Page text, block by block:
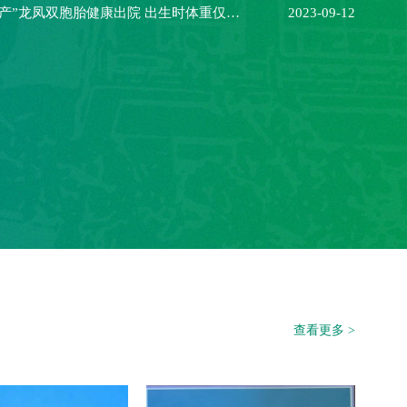
哈医大二院：“超早产”龙凤双胞胎健康出院 出生时体重仅一斤半 2023-09-12
查看更多 >